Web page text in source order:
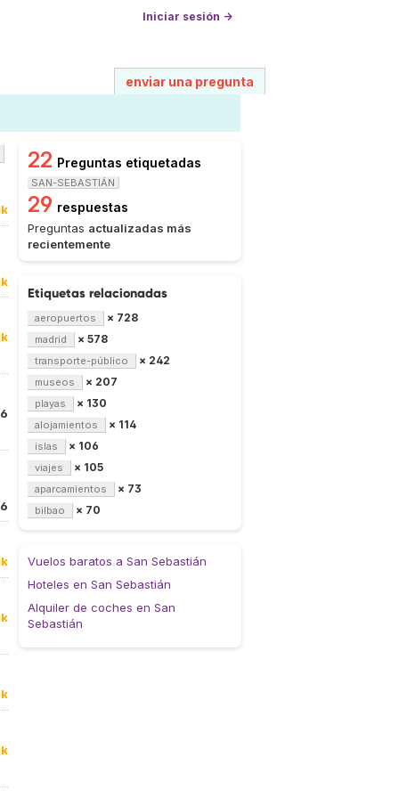
Iniciar sesión →
enviar una pregunta
22 Preguntas etiquetadas
SAN-SEBASTIÁN
29 respuestas
Preguntas actualizadas más
recientemente
Etiquetas relacionadas
aeropuertos × 728
madrid × 578
transporte-público × 242
museos × 207
playas × 130
alojamientos × 114
islas × 106
viajes × 105
aparcamientos × 73
bilbao × 70
Vuelos baratos a San Sebastián
Hoteles en San Sebastián
Alquiler de coches en San
Sebastián